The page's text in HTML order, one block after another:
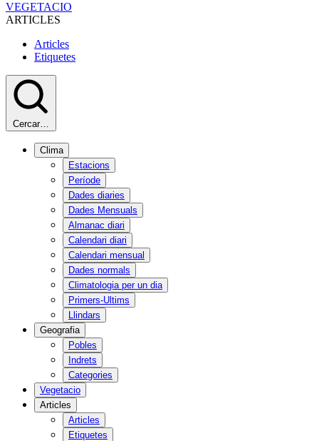
VEGETACIO
ARTICLES
Articles
Etiquetes
Cercar…
Clima
Estacions
Període
Dades diaries
Dades Mensuals
Almanac diari
Calendari diari
Calendari mensual
Dades normals
Climatologia per un dia
Primers-Ultims
Llindars
Geografia
Pobles
Indrets
Categories
Vegetacio
Articles
Articles
Etiquetes